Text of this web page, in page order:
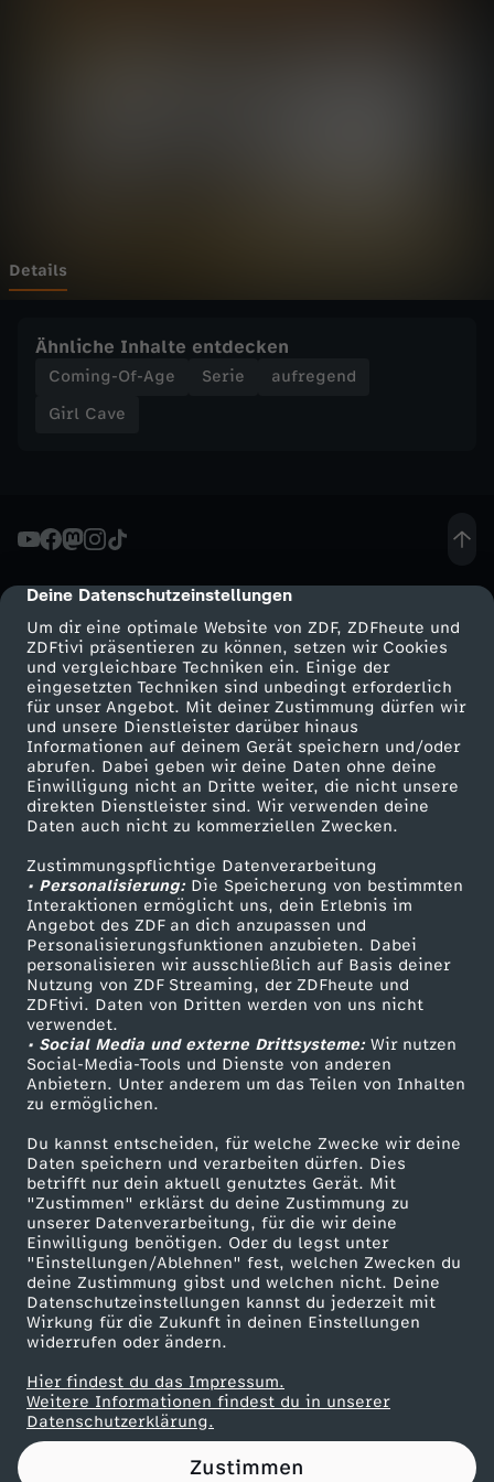
cmp-dialog-description
Deine Datenschutzeinstellungen
Um dir eine optimale Website von ZDF, ZDFheute und
ZDFtivi präsentieren zu können, setzen wir Cookies
und vergleichbare Techniken ein. Einige der
eingesetzten Techniken sind unbedingt erforderlich
für unser Angebot. Mit deiner Zustimmung dürfen wir
und unsere Dienstleister darüber hinaus
Informationen auf deinem Gerät speichern und/oder
abrufen. Dabei geben wir deine Daten ohne deine
Einwilligung nicht an Dritte weiter, die nicht unsere
direkten Dienstleister sind. Wir verwenden deine
Daten auch nicht zu kommerziellen Zwecken.
Zustimmungspflichtige Datenverarbeitung
• Personalisierung:Die Speicherung von bestimmten
Interaktionen ermöglicht uns, dein Erlebnis im
Angebot des ZDF an dich anzupassen und
Personalisierungsfunktionen anzubieten. Dabei
personalisieren wir ausschließlich auf Basis deiner
Nutzung von ZDF Streaming, der ZDFheute und
ZDFtivi. Daten von Dritten werden von uns nicht
verwendet.
• Social Media und externe Drittsysteme:Wir nutzen
Social-Media-Tools und Dienste von anderen
Anbietern. Unter anderem um das Teilen von Inhalten
zu ermöglichen.
Du kannst entscheiden, für welche Zwecke wir deine
Daten speichern und verarbeiten dürfen. Dies
betrifft nur dein aktuell genutztes Gerät. Mit
"Zustimmen" erklärst du deine Zustimmung zu
unserer Datenverarbeitung, für die wir deine
Einwilligung benötigen. Oder du legst unter
"Einstellungen/Ablehnen" fest, welchen Zwecken du
deine Zustimmung gibst und welchen nicht. Deine
Datenschutzeinstellungen kannst du jederzeit mit
Wirkung für die Zukunft in deinen Einstellungen
widerrufen oder ändern.
Hier findest du das Impressum.
Weitere Informationen findest du in unserer
Datenschutzerklärung.
Zustimmen
l
C
a
T
e
a
s
e
r
#
3
-
L
e
t
U
s
C
l
i
n
Details
Ähnliche Inhalte entdecken
Coming-Of-Age Serie
aufregend
Girl Cave
Mehr ZDF
ZDF-Apps
Smart TV
ZDFtext
Livestreams
Sendungen A-Z
TV-Programm
Service
ZDFmitreden
Kontakt zum ZDF
Tickets
Zuschauerservice
Hilfe
ZDF Unternehmen
Karriere
ZDF goes Schule
Werbefernsehen
Mainzelmännchen
Partner